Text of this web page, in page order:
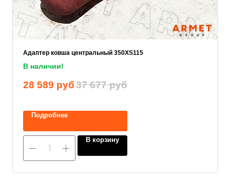
Адаптер ковша центральный 350XS115
В наличии!
28 589 руб37 677 руб
Подробнее
В корзину
Ваш телефон
Прикрепите документацию (при наличии)
Add files
ОСТАВИТЬ ЗАЯВКУ